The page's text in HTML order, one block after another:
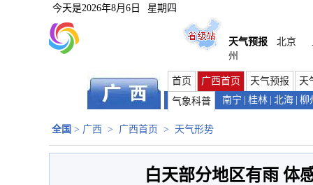
今天是2026年8月6日 星期四
天气预报 北京
州
首页 广西首页 天气预报
天
气象科普
南宁 桂林 北海 柳
全国 > 广西 > 广西首页 > 天气形势
白天部分地区有雨 体